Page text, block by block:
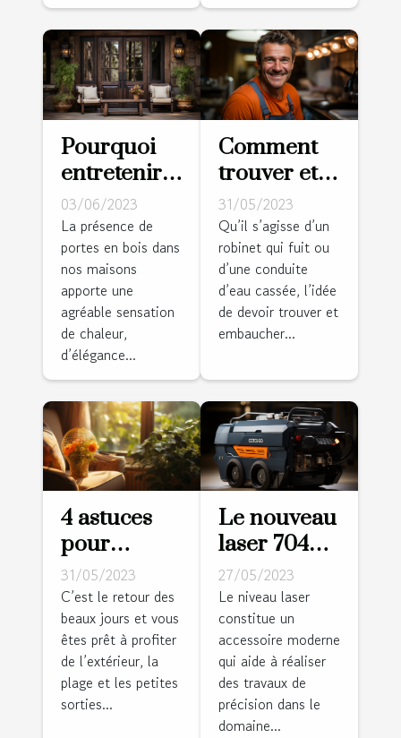
Pourquoi
entretenir
une porte
en bois ?
03/06/2023
La présence de
portes en bois dans
nos maisons
apporte une
agréable sensation
de chaleur,
d’élégance...
Comment
trouver et
embaucher
de bons
plombiers ?
31/05/2023
Qu’il s’agisse d’un
robinet qui fuit ou
d’une conduite
d’eau cassée, l’idée
de devoir trouver et
embaucher...
4 astuces
pour
rafraîchir
votre
logement
31/05/2023
C’est le retour des
beaux jours et vous
êtes prêt à profiter
de l’extérieur, la
plage et les petites
sorties...
Le nouveau
laser 704CG
: pourquoi
l'adopter ?
27/05/2023
Le niveau laser
constitue un
accessoire moderne
qui aide à réaliser
des travaux de
précision dans le
domaine...